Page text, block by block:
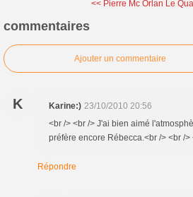
<< Pierre Mc Orlan Le
commentaires
Ajouter un commentaire
K Karine:) 23/10/2010 20:56
<br /> <br /> J'ai bien aimé
préfère encore Rébecca.<br /> <br />
Répondre